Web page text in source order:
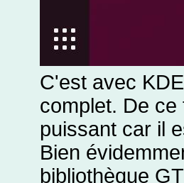
C'est avec
complet. De
puissant car il
Bien
bibliothèque